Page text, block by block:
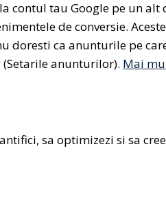
contul tau Google pe un
de conversie.
doresti ca anunturile pe
anunturilor). Mai
sa optimizezi si sa